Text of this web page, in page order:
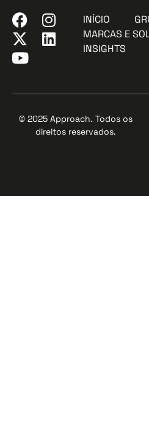
INÍCIO
MARCAS E
INSIGHTS
© 2025 Approach. Todos os
direitos reservados.